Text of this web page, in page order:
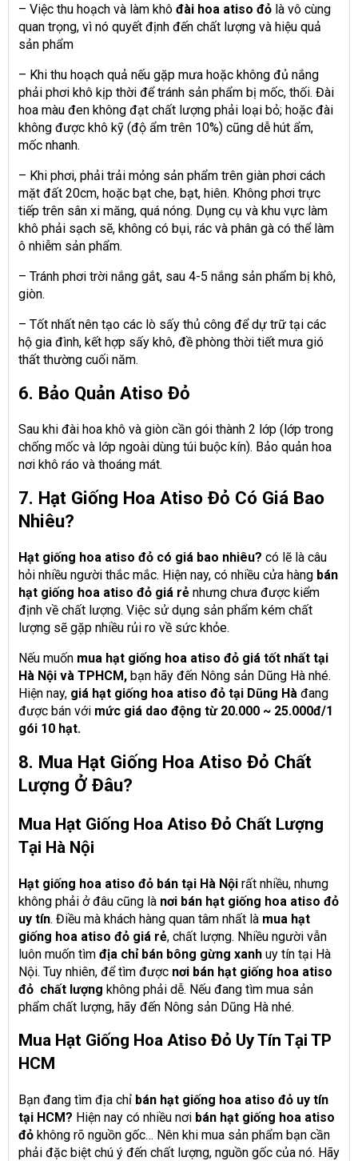
– Việc thu hoạch và làm khô đài hoa atiso đỏ là vô cùng
quan trọng, vì nó quyết định đến chất lượng và hiệu quả
sản phẩm
– Khi thu hoạch quả nếu gặp mưa hoặc không đủ nắng
phải phơi khô kịp thời để tránh sản phẩm bị mốc, thối. Đài
hoa màu đen không đạt chất lượng phải loại bỏ; hoặc đài
không được khô kỹ (độ ẩm trên 10%) cũng dễ hút ẩm,
mốc nhanh.
– Khi phơi, phải trải mỏng sản phẩm trên giàn phơi cách
mặt đất 20cm, hoặc bạt che, bạt, hiên. Không phơi trực
tiếp trên sân xi măng, quá nóng. Dụng cụ và khu vực làm
khô phải sạch sẽ, không có bụi, rác và phân gà có thể làm
ô nhiễm sản phẩm.
– Tránh phơi trời nắng gắt, sau 4-5 nắng sản phẩm bị khô,
giòn.
– Tốt nhất nên tạo các lò sấy thủ công để dự trữ tại các
hộ gia đình, kết hợp sấy khô, đề phòng thời tiết mưa gió
thất thường cuối năm.
6. Bảo Quản Atiso Đỏ
Sau khi đài hoa khô và giòn cần gói thành 2 lớp (lớp trong
chống mốc và lớp ngoài dùng túi buộc kín). Bảo quản hoa
nơi khô ráo và thoáng mát.
7. Hạt Giống Hoa Atiso Đỏ Có Giá Bao
Nhiêu?
Hạt giống hoa atiso đỏ có giá bao nhiêu? có lẽ là câu
hỏi nhiều người thắc mắc. Hiện nay, có nhiều cửa hàng bán
hạt giống hoa atiso đỏ giá rẻ nhưng chưa được kiểm
định về chất lượng. Việc sử dụng sản phẩm kém chất
lượng sẽ gặp nhiều rủi ro về sức khỏe.
Nếu muốn mua hạt giống hoa atiso đỏ giá tốt nhất tại
Hà Nội và TPHCM, bạn hãy đến Nông sản Dũng Hà nhé.
Hiện nay, giá hạt giống hoa atiso đỏ tại Dũng Hà đang
được bán với mức giá dao động từ 20.000 ~ 25.000đ/1
gói 10 hạt.
8. Mua Hạt Giống Hoa Atiso Đỏ Chất
Lượng Ở Đâu?
Mua Hạt Giống Hoa Atiso Đỏ Chất Lượng
Tại Hà Nội
Hạt giống hoa atiso đỏ bán tại Hà Nội rất nhiều, nhưng
không phải ở đâu cũng là nơi bán hạt giống hoa atiso đỏ
uy tín. Điều mà khách hàng quan tâm nhất là mua hạt
giống hoa atiso đỏ giá rẻ, chất lượng. Nhiều người vẫn
luôn muốn tìm địa chỉ bán bông gừng xanh uy tín tại Hà
Nội. Tuy nhiên, để tìm được nơi bán hạt giống hoa atiso
đỏ chất lượng không phải dễ. Nếu đang tìm mua sản
phẩm chất lượng, hãy đến Nông sản Dũng Hà nhé.
Mua Hạt Giống Hoa Atiso Đỏ Uy Tín Tại TP
HCM
Bạn đang tìm địa chỉ bán hạt giống hoa atiso đỏ uy tín
tại HCM? Hiện nay có nhiều nơi bán hạt giống hoa atiso
đỏ không rõ nguồn gốc… Nên khi mua sản phẩm bạn cần
phải đặc biệt chú ý đến chất lượng, nguồn gốc của nó. Hãy